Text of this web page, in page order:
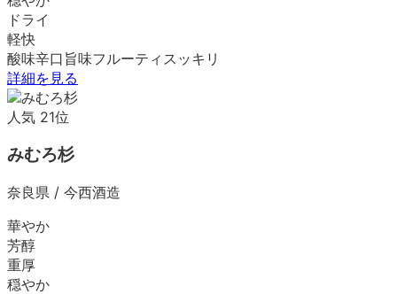
ドライ
軽快
酸味辛口 旨味フルーティ スッキリ
詳細を見る
人気 21位
みむろ杉
奈良県 / 今西酒造
華やか
芳醇
重厚
穏やか